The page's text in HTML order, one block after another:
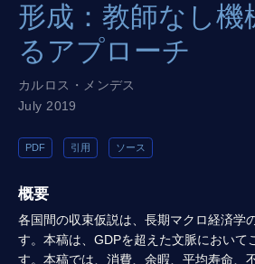
形成：教師なし機
るアプローチ
カルロス・メンデス
July 2019
PDF 引用 ソース
概要
各国間の収束仮説は、長期マクロ経済学
す。本稿は、GDPを超えた文脈において
す。本稿では、消費、余暇、平均寿命、